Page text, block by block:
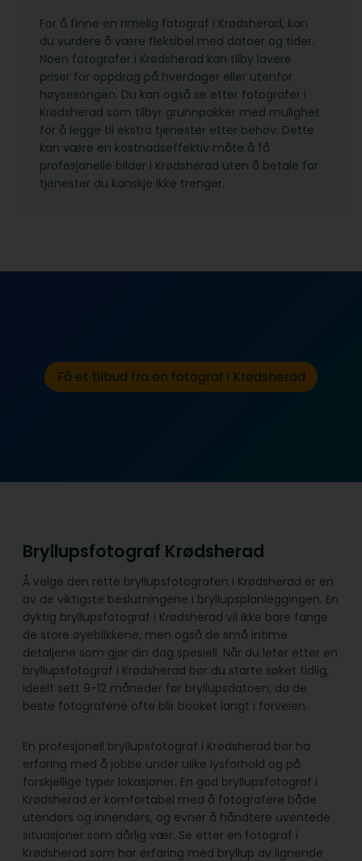
For å finne en rimelig fotograf i Krødsherad, kan
du vurdere å være fleksibel med datoer og tider.
Noen fotografer i Krødsherad kan tilby lavere
priser for oppdrag på hverdager eller utenfor
høysesongen. Du kan også se etter fotografer i
Krødsherad som tilbyr grunnpakker med mulighet
for å legge til ekstra tjenester etter behov. Dette
kan være en kostnadseffektiv måte å få
profesjonelle bilder i Krødsherad uten å betale for
tjenester du kanskje ikke trenger.
Få et tilbud fra en fotograf i Krødsherad
Bryllupsfotograf Krødsherad
Å velge den rette bryllupsfotografen i Krødsherad er en
av de viktigste beslutningene i bryllupsplanleggingen. En
dyktig bryllupsfotograf i Krødsherad vil ikke bare fange
de store øyeblikkene, men også de små intime
detaljene som gjør din dag spesiell. Når du leter etter en
bryllupsfotograf i Krødsherad bør du starte søket tidlig,
ideelt sett 9-12 måneder før bryllupsdatoen, da de
beste fotografene ofte blir booket langt i forveien.
En profesjonell bryllupsfotograf i Krødsherad bør ha
erfaring med å jobbe under ulike lysforhold og på
forskjellige typer lokasjoner. En god bryllupsfotograf i
Krødsherad er komfortabel med å fotografere både
utendørs og innendørs, og evner å håndtere uventede
situasjoner som dårlig vær. Se etter en fotograf i
Krødsherad som har erfaring med bryllup av lignende